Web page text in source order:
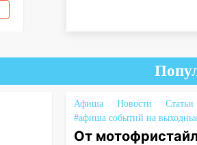
Афиша Новости
Статьи
#афиша событий на
От